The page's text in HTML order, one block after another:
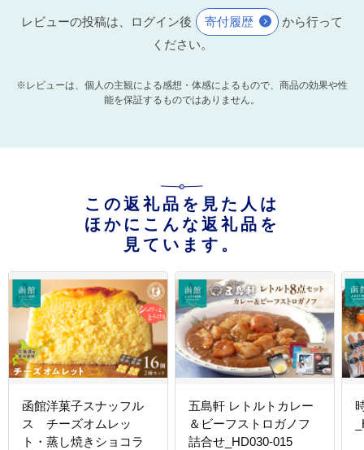
レビューの投稿は、ログイン後 寄付履歴
から行って
ください。
※レビューは、個人の主観による感想・体感によるもので、商品の効果や性
能を保証するものではありません。
この返礼品を見た人は
ほかにこんな返礼品を
見ています。
函館洋菓子スナッフル
ス チーズオムレッ
ト・蒸し焼きショコラ
五島軒 レトルトカレー
＆ビーフストロガノフ
詰合せ_HD030-015